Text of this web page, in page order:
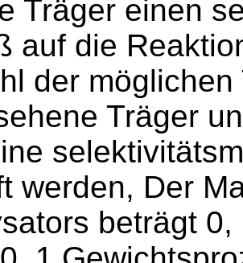
Träger einen
auf die
der
Träger
werden, Der
beträgt